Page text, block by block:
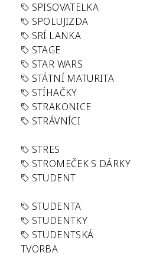
SPISOVATELKA
SPOLUJIZDA
SRÍ LANKA
STAGE
STAR WARS
STÁTNÍ MATURITA
STÍHAČKY
STRAKONICE
STRÁVNÍCI
STRES
STROMEČEK S DÁRKY
STUDENT
STUDENTA
STUDENTKY
STUDENTSKÁ
TVORBA